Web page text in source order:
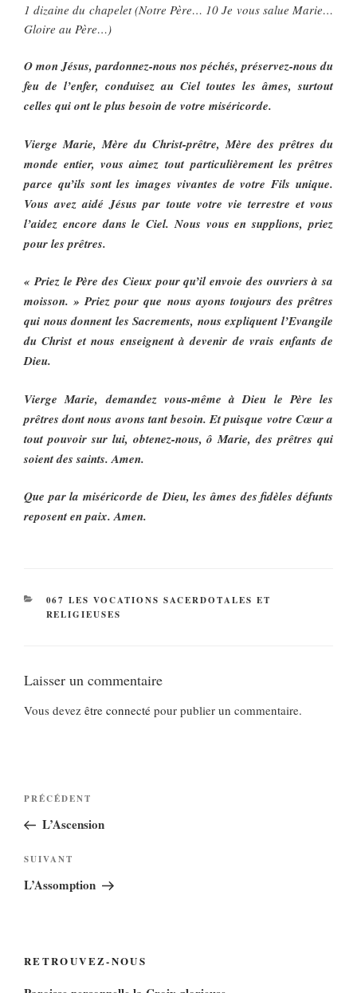
1 dizaine du chapelet (Notre Père… 10 Je vous salue Marie…
Gloire au Père…)
O mon Jésus, pardonnez-nous nos péchés, préservez-nous du
feu de l’enfer, conduisez au Ciel toutes les âmes, surtout
celles qui ont le plus besoin de votre miséricorde.
Vierge Marie, Mère du Christ-prêtre, Mère des prêtres du
monde entier, vous aimez tout particulièrement les prêtres
parce qu’ils sont les images vivantes de votre Fils unique.
Vous avez aidé Jésus par toute votre vie terrestre et vous
l’aidez encore dans le Ciel. Nous vous en supplions, priez
pour les prêtres.
« Priez le Père des Cieux pour qu’il envoie des ouvriers à sa
moisson. » Priez pour que nous ayons toujours des prêtres
qui nous donnent les Sacrements, nous expliquent l’Evangile
du Christ et nous enseignent à devenir de vrais enfants de
Dieu.
Vierge Marie, demandez vous-même à Dieu le Père les
prêtres dont nous avons tant besoin. Et puisque votre Cœur a
tout pouvoir sur lui, obtenez-nous, ô Marie, des prêtres qui
soient des saints. Amen.
Que par la miséricorde de Dieu, les âmes des fidèles défunts
reposent en paix. Amen.
CATÉGORIES
067 LES VOCATIONS SACERDOTALES ET
RELIGIEUSES
Laisser un commentaire
Vous devez être connecté pour publier un commentaire.
Navigation
l’article
Article
précédent
PRÉCÉDENT
L’Ascension
Article
suivant
SUIVANT
L’Assomption
RETROUVEZ-NOUS